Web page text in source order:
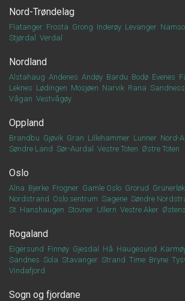
Nord-Trøndelag
Flatanger Frosta Grong Inderøy Levanger
Stjørdal
Verdal
Nordland
Alstahaug Andenes Andøy Bardu Bodø Evenes
Leknes Lødingen Mosjøen Narvik Rana
Vågan Vestvågøy
Oppland
Brandbu Gjøvik Gran Lillehammer Lunner Nord-
Søndre Land Sør-Aurdal Vestre Toten Østre Toten
Oslo
Alna Bjerke Frogner Gamle Oslo Grorud
Nordstrand Oslo sentrum Sagene Søndre
St. Hanshaugen Stovner Ullern Vestre Aker
Rogaland
Eigersund Finnøy Gjesdal Hå Haugesund
Sandnes Sola Stavanger Strand Time Bryne
Vindafjord
Sogn og fjordane